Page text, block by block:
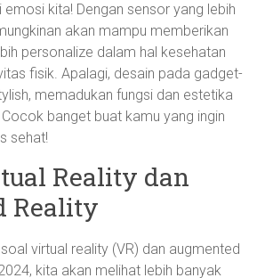
kita! Dengan sensor yang lebih
akan mampu memberikan
personalize dalam hal kesehatan
fisik. Apalagi, desain pada gadget-
memadukan fungsi dan estetika
banget buat kamu yang ingin
sehat!
Reality dan
Reality
virtual reality (VR) dan augmented
kita akan melihat lebih banyak